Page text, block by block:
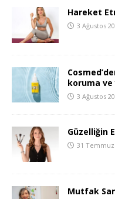
Hareket
3 Ağustos
koruma ve
3 Ağustos
Güzelliğin
31 Temmuz
Mutfak